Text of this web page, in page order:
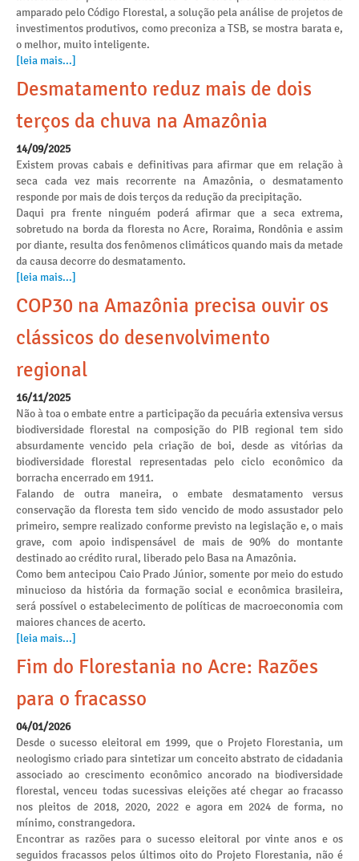
amparado pelo Código Florestal, a solução pela análise de projetos de
investimentos produtivos, como preconiza a TSB, se mostra barata e,
o melhor, muito inteligente.
[leia mais...]
Desmatamento reduz mais de dois
terços da chuva na Amazônia
14/09/2025
Existem provas cabais e definitivas para afirmar que em relação à
seca cada vez mais recorrente na Amazônia, o desmatamento
responde por mais de dois terços da redução da precipitação.
Daqui pra frente ninguém poderá afirmar que a seca extrema,
sobretudo na borda da floresta no Acre, Roraima, Rondônia e assim
por diante, resulta dos fenômenos climáticos quando mais da metade
da causa decorre do desmatamento.
[leia mais...]
COP30 na Amazônia precisa ouvir os
clássicos do desenvolvimento
regional
16/11/2025
Não à toa o embate entre a participação da pecuária extensiva versus
biodiversidade florestal na composição do PIB regional tem sido
absurdamente vencido pela criação de boi, desde as vitórias da
biodiversidade florestal representadas pelo ciclo econômico da
borracha encerrado em 1911.
Falando de outra maneira, o embate desmatamento versus
conservação da floresta tem sido vencido de modo assustador pelo
primeiro, sempre realizado conforme previsto na legislação e, o mais
grave, com apoio indispensável de mais de 90% do montante
destinado ao crédito rural, liberado pelo Basa na Amazônia.
Como bem antecipou Caio Prado Júnior, somente por meio do estudo
minucioso da história da formação social e econômica brasileira,
será possível o estabelecimento de políticas de macroeconomia com
maiores chances de acerto.
[leia mais...]
Fim do Florestania no Acre: Razões
para o fracasso
04/01/2026
Desde o sucesso eleitoral em 1999, que o Projeto Florestania, um
neologismo criado para sintetizar um conceito abstrato de cidadania
associado ao crescimento econômico ancorado na biodiversidade
florestal, venceu todas sucessivas eleições até chegar ao fracasso
nos pleitos de 2018, 2020, 2022 e agora em 2024 de forma, no
mínimo, constrangedora.
Encontrar as razões para o sucesso eleitoral por vinte anos e os
seguidos fracassos pelos últimos oito do Projeto Florestania, não é